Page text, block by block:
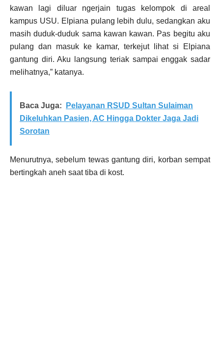
kawan lagi diluar ngerjain tugas kelompok di areal
kampus USU. Elpiana pulang lebih dulu, sedangkan aku
masih duduk-duduk sama kawan kawan. Pas begitu aku
pulang dan masuk ke kamar, terkejut lihat si Elpiana
gantung diri. Aku langsung teriak sampai enggak sadar
melihatnya,” katanya.
Baca Juga:
Pelayanan RSUD Sultan Sulaiman
Dikeluhkan Pasien, AC Hingga Dokter Jaga Jadi
Sorotan
Menurutnya, sebelum tewas gantung diri, korban sempat
bertingkah aneh saat tiba di kost.